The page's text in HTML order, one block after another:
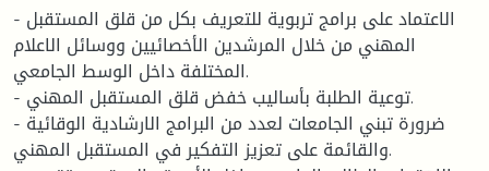
- الاعتماد على برامج تربوية للتعريف بكل من قلق المستقبل
المهني من خلال المرشدين الأخصائيين ووسائل الاعلام
المختلفة داخل الوسط الجامعي.
- توعية الطلبة بأساليب خفض قلق المستقبل المهني.
- ضرورة تبني الجامعات لعدد من البرامج الارشادية الوقائية
والقائمة على تعزيز التفكير في المستقبل المهني.